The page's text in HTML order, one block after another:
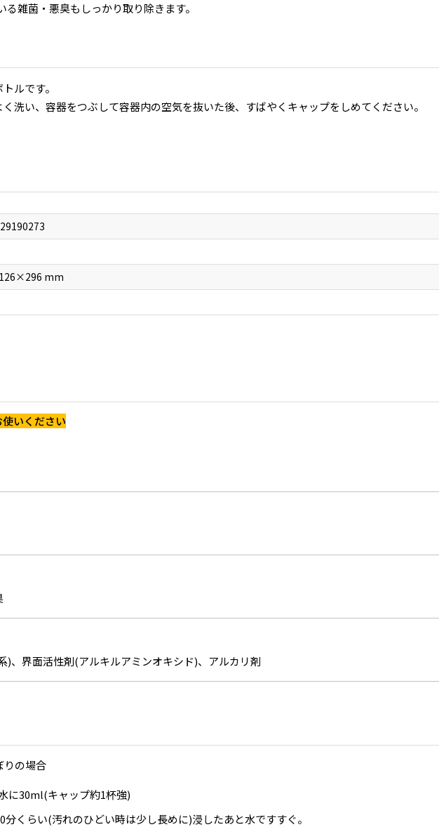
雑菌・悪臭もしっかり取り除きます。
ルです。
洗い、容器をつぶして容器内の空気を抜いた後、すばやくキャップをしめてください。
mm
いください
)、界面活性剤(アルキルアミンオキシド)、アルカリ剤
りの場合
に30ml(キャップ約1杯強)
分くらい(汚れのひどい時は少し長めに)浸したあと水ですすぐ。